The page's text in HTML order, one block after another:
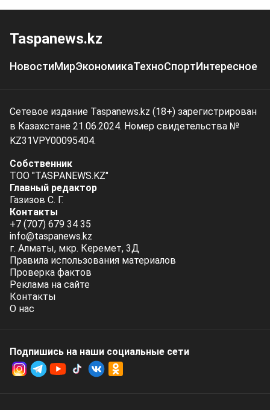
Taspanews.kz
НовостиМирЭкономикаТехноСпортИнтересное
Сетевое издание Taspanews.kz (18+) зарегистрирован
в Казахстане 21.06.2024. Номер свидетельства №
KZ31VPY00095404.
Собственник
ТОО "TASPANEWS.KZ"
Главный редактор
Газизов С. Г.
Контакты
+7 (707) 679 34 35
info@taspanews.kz
г. Алматы, мкр. Керемет, 3Д
Правила использования материалов
Проверка фактов
Реклама на сайте
Контакты
О нас
Подпишись на наши социальные cети